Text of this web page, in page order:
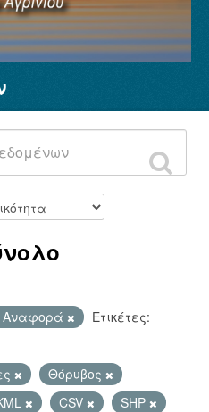
Αναφορά
Ετικέτες:
Θόρυβος
CSV
SHP